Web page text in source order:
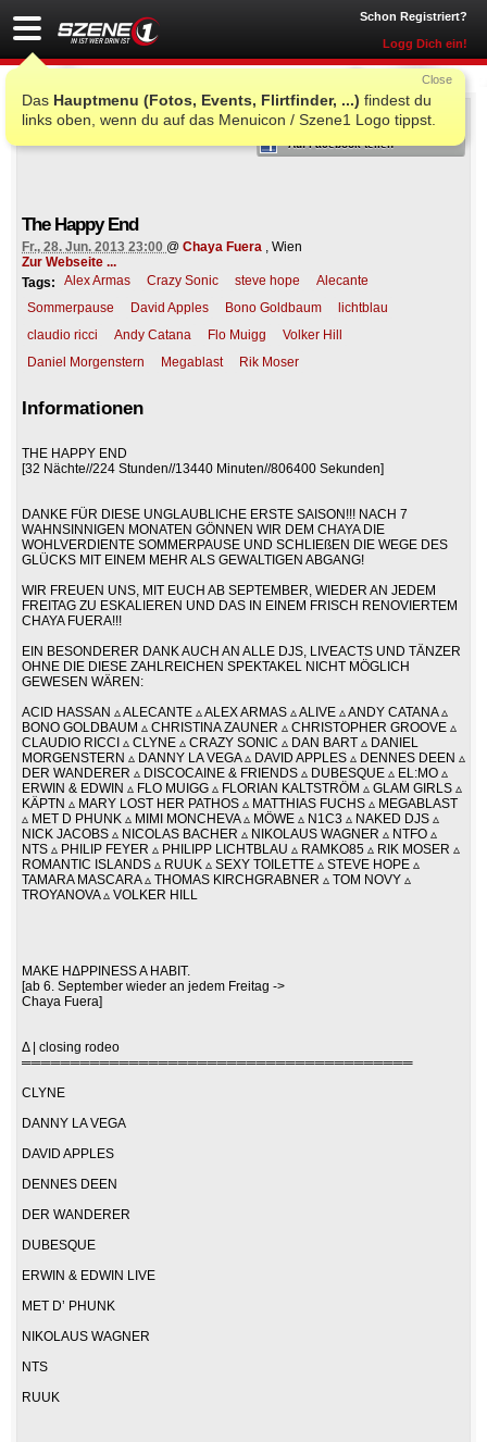
Schon Registriert?
Logg Dich ein!
Das Hauptmenu (Fotos, Events, Flirtfinder, ...) findest du
links oben, wenn du auf das Menuicon / Szene1 Logo tippst.
Close
ICH WAR AUCH DORT
Auf Facebook teilen
The Happy End
Fr., 28. Jun. 2013 23:00 @ Chaya Fuera , Wien
Zur Webseite ...
Tags:
Alex Armas Crazy Sonic steve hope
Alecante
Sommerpause
David Apples Bono Goldbaum
lichtblau
claudio ricci
Andy Catana Flo Muigg
Volker Hill
Daniel Morgenstern
Megablast Rik Moser
Informationen
THE HAPPY END
[32 Nächte//224 Stunden//13440 Minuten//806400 Sekunden]
DANKE FÜR DIESE UNGLAUBLICHE ERSTE SAISON!!! NACH 7
WAHNSINNIGEN MONATEN GÖNNEN WIR DEM CHAYA DIE
WOHLVERDIENTE SOMMERPAUSE UND SCHLIEßEN DIE WEGE DES
GLÜCKS MIT EINEM MEHR ALS GEWALTIGEN ABGANG!
WIR FREUEN UNS, MIT EUCH AB SEPTEMBER, WIEDER AN JEDEM
FREITAG ZU ESKALIEREN UND DAS IN EINEM FRISCH RENOVIERTEM
CHAYA FUERA!!!
EIN BESONDERER DANK AUCH AN ALLE DJS, LIVEACTS UND TÄNZER
OHNE DIE DIESE ZAHLREICHEN SPEKTAKEL NICHT MÖGLICH
GEWESEN WÄREN:
ACID HASSAN ▵ ALECANTE ▵ ALEX ARMAS ▵ ALIVE ▵ ANDY CATANA ▵
BONO GOLDBAUM ▵ CHRISTINA ZAUNER ▵ CHRISTOPHER GROOVE ▵
CLAUDIO RICCI ▵ CLYNE ▵ CRAZY SONIC ▵ DAN BART ▵ DANIEL
MORGENSTERN ▵ DANNY LA VEGA ▵ DAVID APPLES ▵ DENNES DEEN ▵
DER WANDERER ▵ DISCOCAINE & FRIENDS ▵ DUBESQUE ▵ EL:MO ▵
ERWIN & EDWIN ▵ FLO MUIGG ▵ FLORIAN KALTSTRÖM ▵ GLAM GIRLS ▵
KÄPTN ▵ MARY LOST HER PATHOS ▵ MATTHIAS FUCHS ▵ MEGABLAST
▵ MET D PHUNK ▵ MIMI MONCHEVA ▵ MÖWE ▵ N1C3 ▵ NAKED DJS ▵
NICK JACOBS ▵ NICOLAS BACHER ▵ NIKOLAUS WAGNER ▵ NTFO ▵
NTS ▵ PHILIP FEYER ▵ PHILIPP LICHTBLAU ▵ RAMKO85 ▵ RIK MOSER ▵
ROMANTIC ISLANDS ▵ RUUK ▵ SEXY TOILETTE ▵ STEVE HOPE ▵
TAMARA MASCARA ▵ THOMAS KIRCHGRABNER ▵ TOM NOVY ▵
TROYANOVA ▵ VOLKER HILL
MAKE HΔPPINESS A HABIT.
[ab 6. September wieder an jedem Freitag ->
Chaya Fuera]
Δ | closing rodeo
════════════════════════════════════════
CLYNE
DANNY LA VEGA
DAVID APPLES
DENNES DEEN
DER WANDERER
DUBESQUE
ERWIN & EDWIN LIVE
MET D’ PHUNK
NIKOLAUS WAGNER
NTS
RUUK